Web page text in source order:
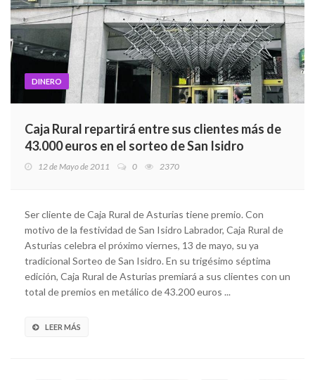
DINERO
Caja Rural repartirá entre sus clientes más de
43.000 euros en el sorteo de San Isidro
12 de Mayo de 2011 0 2370
Ser cliente de Caja Rural de Asturias tiene premio. Con
motivo de la festividad de San Isidro Labrador, Caja Rural de
Asturias celebra el próximo viernes, 13 de mayo, su ya
tradicional Sorteo de San Isidro. En su trigésimo séptima
edición, Caja Rural de Asturias premiará a sus clientes con un
total de premios en metálico de 43.200 euros ...
LEER MÁS